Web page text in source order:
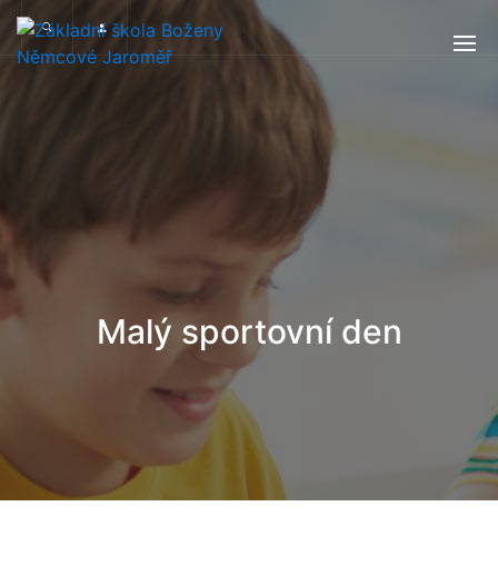
Malý sportovní den